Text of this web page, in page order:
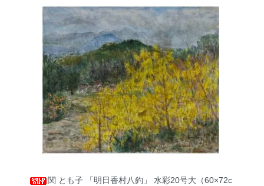
関 とも子 「明日香村八釣」 水彩20号大（60×72c